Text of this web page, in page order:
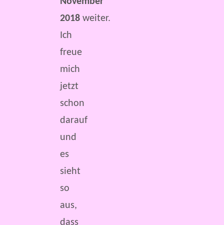
2018 weiter.
Ich
freue
mich
jetzt
schon
darauf
und
es
sieht
so
aus,
dass